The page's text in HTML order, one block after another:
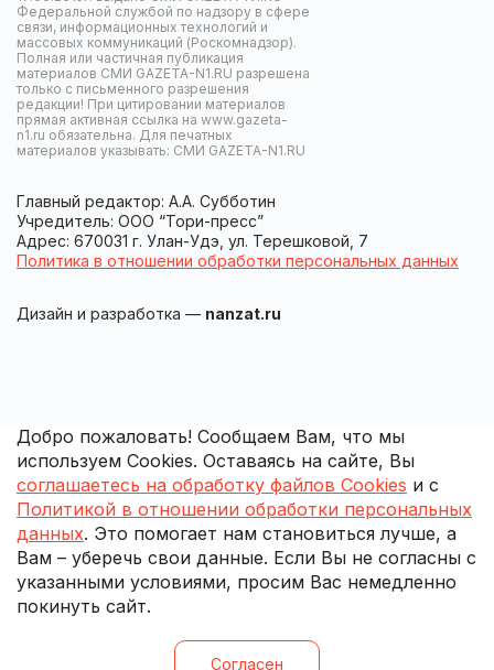
Федеральной службой по надзору в сфере
связи, информационных технологий и
массовых коммуникаций (Роскомнадзор).
Полная или частичная публикация
материалов СМИ GAZETA-N1.RU разрешена
только с письменного разрешения
редакции! При цитировании материалов
прямая активная ссылка на www.gazeta-
n1.ru обязательна. Для печатных
материалов указывать: СМИ GAZETA-N1.RU
Главный редактор: А.А. Субботин
Учредитель: ООО “Тори-пресс”
Адрес: 670031 г. Улан-Удэ, ул. Терешковой, 7
Политика в отношении обработки персональных данных
Дизайн и разработка — nanzat.ru
Добро пожаловать! Сообщаем Вам, что мы
используем Cookies. Оставаясь на сайте, Вы
соглашаетесь на обработку файлов Cookies и с
Политикой в отношении обработки персональных
данных. Это помогает нам становиться лучше, а
Вам – уберечь свои данные. Если Вы не согласны с
указанными условиями, просим Вас немедленно
покинуть сайт.
Согласен